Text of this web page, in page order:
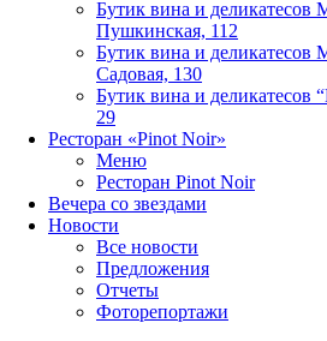
Бутик вина и деликатесов
Пушкинская, 112
Бутик вина и деликатесов
Садовая, 130
Бутик вина и деликатесов
29
Ресторан «Pinot Noir»
Меню
Ресторан Pinot Noir
Вечера со звездами
Новости
Все новости
Предложения
Отчеты
Фоторепортажи